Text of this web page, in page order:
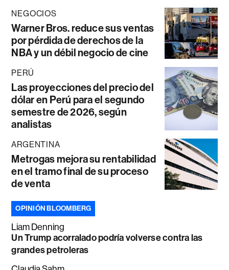
NEGOCIOS
Warner Bros. reduce sus ventas
por pérdida de derechos de la
NBA y un débil negocio de cine
PERÚ
Las proyecciones del precio del
dólar en Perú para el segundo
semestre de 2026, según
analistas
ARGENTINA
Metrogas mejora su rentabilidad
en el tramo final de su proceso
de venta
OPINIÓN BLOOMBERG
Liam Denning
Un Trump acorralado podría volverse contra las
grandes petroleras